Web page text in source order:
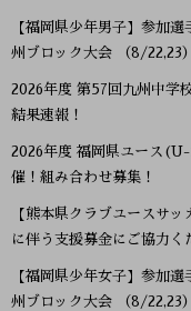
【福岡県少年男子】参加
州ブロック大会 （8/22,23）
2026年度 第57回九州中学
結果速報！
2026年度 福岡県ユース
催！組み合わせ募集！
【熊本県クラブユースサ
に伴う支援募金にご協力く
【福岡県少年女子】参加
州ブロック大会 （8/22,23）